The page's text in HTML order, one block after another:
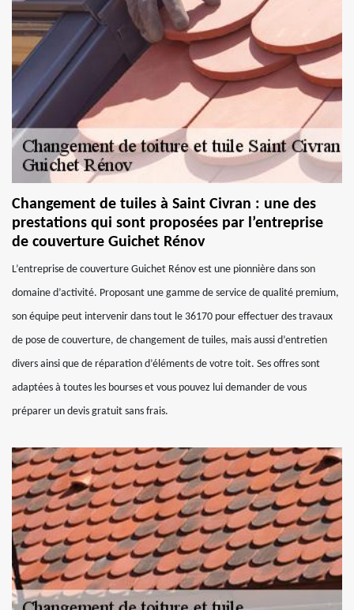
Changement de tuiles à Saint Civran : une des
prestations qui sont proposées par l’entreprise
de couverture Guichet Rénov
L’entreprise de couverture Guichet Rénov est une pionnière dans son
domaine d’activité. Proposant une gamme de service de qualité premium,
son équipe peut intervenir dans tout le 36170 pour effectuer des travaux
de pose de couverture, de changement de tuiles, mais aussi d’entretien
divers ainsi que de réparation d’éléments de votre toit. Ses offres sont
adaptées à toutes les bourses et vous pouvez lui demander de vous
préparer un devis gratuit sans frais.